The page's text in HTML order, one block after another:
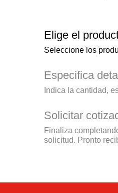
Elige el
Seleccione los
Especifica
Indica la cantidad,
Solicitar
Finaliza
solicitud. Pronto